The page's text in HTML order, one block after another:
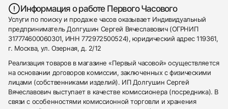
Информация о работе Первого Часового
Услуги по поиску и продаже часов оказывает Индивидуальный
предприниматель Долгушин Сергей Вячеславович (ОГРНИП
317774600060301, ИНН 772972500524), юридический адрес 119361,
г. Москва, ул. Озерная, д. 2/12
Реализация товаров в магазине «Первый часовой» осуществляется
на основании договоров комиссии, заключенных с физическими
лицами (собственниками изделий). ИП Долгушин Сергей
Вячеславович выступает в качестве комиссионера (посредника). В
связи с особенностями комиссионной торговли и хранения